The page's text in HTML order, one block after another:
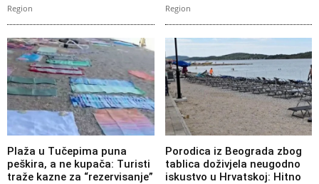
Region Region
Plaža u Tučepima puna
peškira, a ne kupača: Turisti
traže kazne za “rezervisanje”
Porodica iz Beograda zbog
tablica doživjela neugodno
iskustvo u Hrvatskoj: Hitno